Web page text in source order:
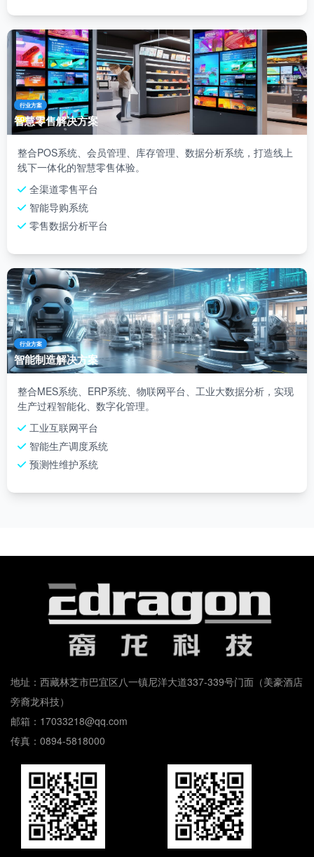
行业方案
智慧零售解决方案
整合POS系统、会员管理、库存管理、数据分析系统，打造线上
线下一体化的智慧零售体验。
全渠道零售平台
智能导购系统
零售数据分析平台
行业方案
智能制造解决方案
整合MES系统、ERP系统、物联网平台、工业大数据分析，实现
生产过程智能化、数字化管理。
工业互联网平台
智能生产调度系统
预测性维护系统
地址：西藏林芝市巴宜区八一镇尼洋大道337-339号门面（美豪酒店
旁裔龙科技）
邮箱：17033218@qq.com
传真：0894-5818000